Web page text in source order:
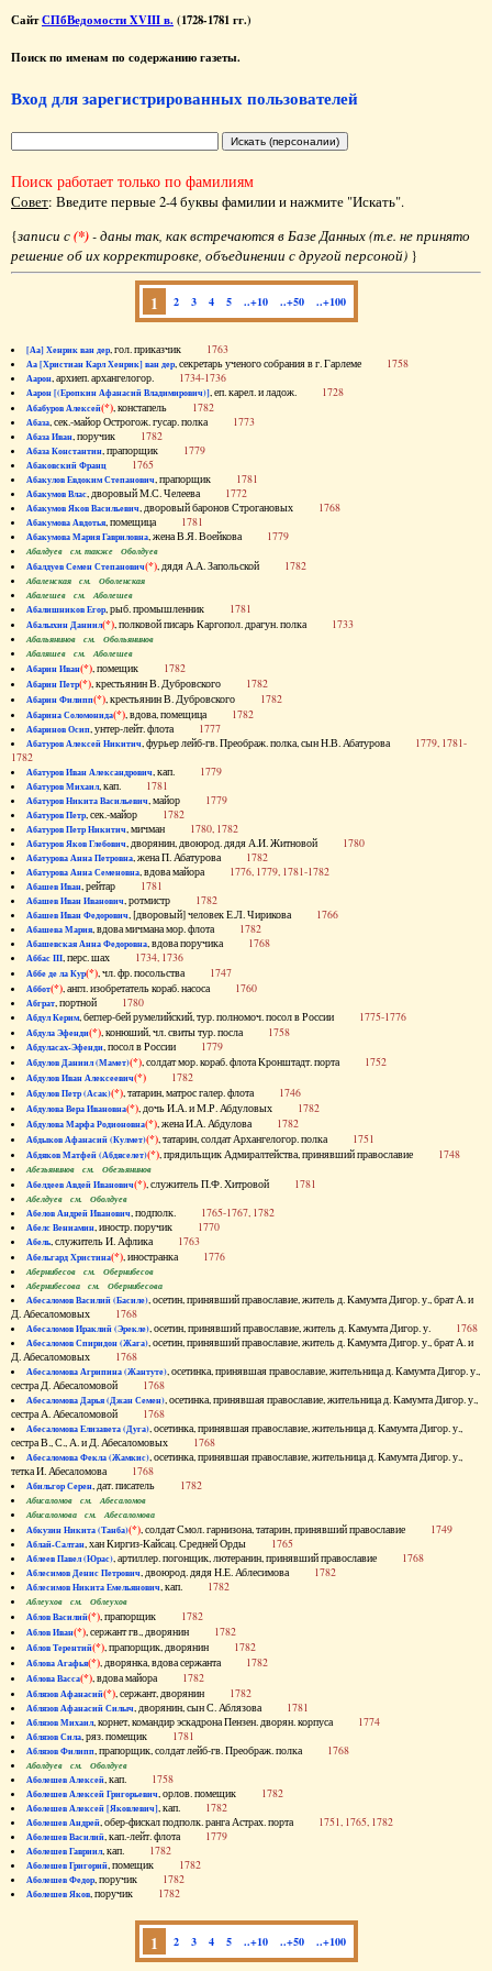
СайтСПбВедомости XVIII в. (1728-1781 гг.)
Поиск по именам по содержанию газеты.
Вход для зарегистрированных пользователей
Поиск работает только по фамилиям
Совет: Введите первые 2-4 буквы фамилии и нажмите "Искать".
{записи с(*)- даны так, как встречаются в Базе Данных (т.е. не принято
решение об их корректировке, объединении с другой персоной) }
1 2 3 4 5 ..+10 ..+50 ..+100
[Аа] Хенрик ван дер, гол. приказчик 1763
Аа [Христиан Карл Хенрик] ван дер, секретарь ученого собрания в г. Гарлеме 1758
Аарон, архиеп. архангелогор. 1734-1736
Аарон [(Еропкин Афанасий Владимирович)], еп. карел. и ладож. 1728
Абабуров Алексей(*), констапель 1782
Абаза, сек.-майор Острогож. гусар. полка 1773
Абаза Иван, поручик 1782
Абаза Константин, прапорщик 1779
Абаковский Франц 1765
Абакулов Евдоким Степанович, прапорщик 1781
Абакумов Влас, дворовый М.С. Челеева 1772
Абакумов Яков Васильевич, дворовый баронов Строгановых 1768
Абакумова Авдотья, помещица 1781
Абакумова Мария Гавриловна, жена В.Я. Воейкова 1779
Абалдуев см. также Оболдуев
Абалдуев Семен Степанович(*), дядя А.А. Запольской 1782
Абаленская см. Оболенская
Абалешев см. Аболешев
Абалишников Егор, рыб. промышленник 1781
Абалыхин Даниил(*), полковой писарь Каргопол. драгун. полка 1733
Абальянинов см. Обольянинов
Абаляшев см. Аболешев
Абарин Иван(*), помещик 1782
Абарин Петр(*), крестьянин В. Дубровского 1782
Абарин Филипп(*), крестьянин В. Дубровского 1782
Абарина Соломонида(*), вдова, помещица 1782
Абаринов Осип, унтер-лейт. флота 1777
Абатуров Алексей Никитич, фурьер лейб-гв. Преображ. полка, сын Н.В. Абатурова 1779, 1781-
1782
Абатуров Иван Александрович, кап. 1779
Абатуров Михаил, кап. 1781
Абатуров Никита Васильевич, майор 1779
Абатуров Петр, сек.-майор 1782
Абатуров Петр Никитич, мичман 1780, 1782
Абатуров Яков Глебович, дворянин, двоюрод. дядя А.И. Житновой 1780
Абатурова Анна Петровна, жена П. Абатурова 1782
Абатурова Анна Семеновна, вдова майора 1776, 1779, 1781-1782
Абашев Иван, рейтар 1781
Абашев Иван Иванович, ротмистр 1782
Абашев Иван Федорович, [дворовый] человек Е.Л. Чирикова 1766
Абашева Мария, вдова мичмана мор. флота 1782
Абашевская Анна Федоровна, вдова поручика 1768
Аббас III, перс. шах 1734, 1736
Аббе де ла Кур(*), чл. фр. посольства 1747
Аббот(*), англ. изобретатель кораб. насоса 1760
Абграт, портной 1780
Абдул Керим, беглер-бей румелийский, тур. полномоч. посол в России 1775-1776
Абдула Эфенди(*), конюший, чл. свиты тур. посла 1758
Абдуласах-Эфенди, посол в России 1779
Абдулов Даниил (Мамет)(*), солдат мор. кораб. флота Кронштадт. порта 1752
Абдулов Иван Алексеевич(*) 1782
Абдулов Петр (Асак)(*), татарин, матрос галер. флота 1746
Абдулова Вера Ивановна(*), дочь И.А. и М.Р. Абдуловых 1782
Абдулова Марфа Родионовна(*), жена И.А. Абдулова 1782
Абдыков Афанасий (Кулмет)(*), татарин, солдат Архангелогор. полка 1751
Абдяков Матфей (Абдяселет)(*), прядильщик Адмиралтейства, принявший православие 1748
Абезьянинов см. Обезьянинов
Абелдеев Авдей Иванович(*), служитель П.Ф. Хитровой 1781
Абелдуев см. Оболдуев
Абелов Андрей Иванович, подполк. 1765-1767, 1782
Абелс Вениамин, иностр. поручик 1770
Абель, служитель И. Афлика 1763
Абельгард Христина(*), иностранка 1776
Абернибесов см. Обернибесов
Абернибесова см. Обернибесова
Абесаломов Василий (Басиле), осетин, принявший православие, житель д. Камумта Дигор. у., брат А. и
Д. Абесаломовых 1768
Абесаломов Ираклий (Эрекле), осетин, принявший православие, житель д. Камумта Дигор. у. 1768
Абесаломов Спиридон (Жага), осетин, принявший православие, житель д. Камумта Дигор. у., брат А. и
Д. Абесаломовых 1768
Абесаломова Агрипина (Жантуте), осетинка, принявшая православие, жительница д. Камумта Дигор. у.,
сестра Д. Абесаломовой 1768
Абесаломова Дарья (Джан Семен), осетинка, принявшая православие, жительница д. Камумта Дигор. у.,
сестра А. Абесаломовой 1768
Абесаломова Елизавета (Дуга), осетинка, принявшая православие, жительница д. Камумта Дигор. у.,
сестра В., С., А. и Д. Абесаломовых 1768
Абесаломова Фекла (Жамкис), осетинка, принявшая православие, жительница д. Камумта Дигор. у.,
тетка И. Абесаломова 1768
Абильгор Серен, дат. писатель 1782
Абисаломов см. Абесаломов
Абисаломова см. Абесаломова
Абкузин Никита (Танба)(*), солдат Смол. гарнизона, татарин, принявший православие 1749
Аблай-Салтан, хан Киргиз-Кайсац. Средней Орды 1765
Аблеев Павел (Юрас), артиллер. погонщик, лютеранин, принявший православие 1768
Аблесимов Денис Петрович, двоюрод. дядя Н.Е. Аблесимова 1782
Аблесимов Никита Емельянович, кап. 1782
Аблеухов см. Облеухов
Аблов Василий(*), прапорщик 1782
Аблов Иван(*), сержант гв., дворянин 1782
Аблов Терентий(*), прапорщик, дворянин 1782
Аблова Агафья(*), дворянка, вдова сержанта 1782
Аблова Васса(*), вдова майора 1782
Аблязов Афанасий(*), сержант, дворянин 1782
Аблязов Афанасий Силыч, дворянин, сын С. Аблязова 1781
Аблязов Михаил, корнет, командир эскадрона Пензен. дворян. корпуса 1774
Аблязов Сила, ряз. помещик 1781
Аблязов Филипп, прапорщик, солдат лейб-гв. Преображ. полка 1768
Аболдуев см. Оболдуев
Аболешев Алексей, кап. 1758
Аболешев Алексей Григорьевич, орлов. помещик 1782
Аболешев Алексей [Яковлевич], кап. 1782
Аболешев Андрей, обер-фискал подполк. ранга Астрах. порта 1751, 1765, 1782
Аболешев Василий, кап.-лейт. флота 1779
Аболешев Гавриил, кап. 1782
Аболешев Григорий, помещик 1782
Аболешев Федор, поручик 1782
Аболешев Яков, поручик 1782
1 2 3 4 5 ..+10 ..+50 ..+100